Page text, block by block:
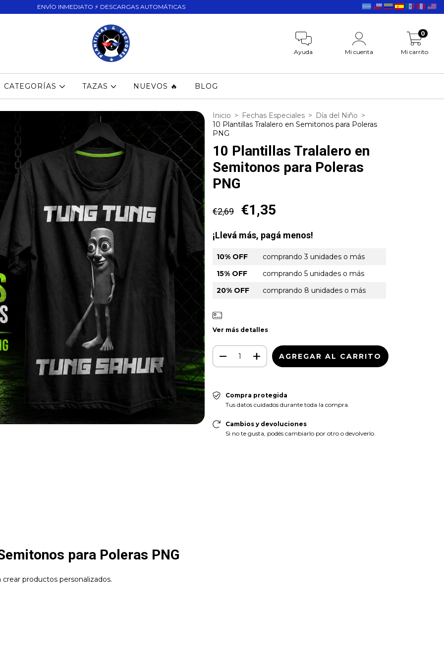
ENVÍO INMEDIATO ⚡ DESCARGAS AUTOMÁTICAS
Ayuda Mi cuenta Mi carrito
0
CATEGORÍAS TAZAS NUEVOS 🔥 BLOG
para Poleras PNG
crear productos personalizados.
Inicio > Fechas Especiales > Día del Niño >
10 Plantillas Tralalero en Semitonos para Poleras
PNG
10 Plantillas Tralalero en
Semitonos para Poleras
PNG
€2,69 €1,35
¡Llevá más, pagá menos!
10% OFF
comprando 3 unidades o más
15% OFF
comprando 5 unidades o más
20% OFF
comprando 8 unidades o más
Ver más detalles
Compra protegida
Tus datos cuidados durante toda la compra.
Cambios y devoluciones
Si no te gusta, podés cambiarlo por otro o devolverlo.